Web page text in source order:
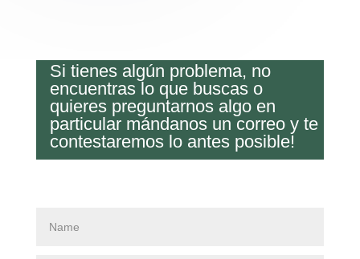
Si tienes algún problema, no
encuentras lo que buscas o
quieres preguntarnos algo en
particular mándanos un correo y te
contestaremos lo antes posible!